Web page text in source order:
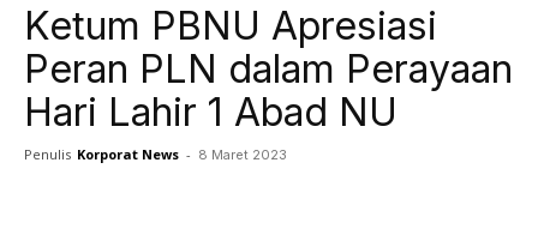
Ketum PBNU Apresiasi
Peran PLN dalam Perayaan
Hari Lahir 1 Abad NU
Penulis Korporat News - 8 Maret 2023